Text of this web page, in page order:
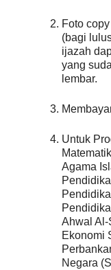
Foto
(bagi
ijazah
yang
lembar.
Untuk
Agama
Ahwal Al-
Ekonomi
Negara